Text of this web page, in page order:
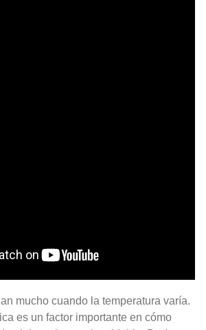
mucho cuando la temperatura varía.
es un factor importante en cómo